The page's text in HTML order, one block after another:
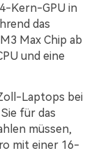
Kern-GPU in
das
Max Chip ab
und eine
Laptops bei
für das
müssen,
mit einer 16-